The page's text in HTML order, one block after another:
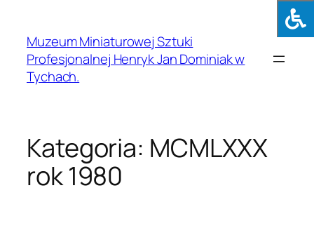
Muzeum Miniaturowej Sztuki
Profesjonalnej Henryk Jan Dominiak w
Tychach.
Kategoria: MCMLXXX
rok 1980